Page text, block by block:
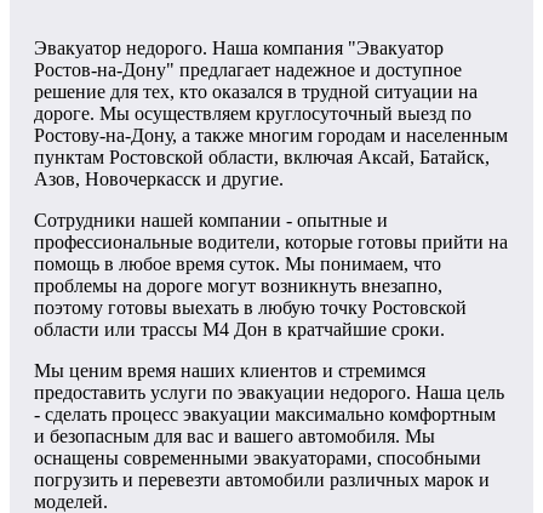
Эвакуатор недорого. Наша компания "Эвакуатор
Ростов-на-Дону" предлагает надежное и доступное
решение для тех, кто оказался в трудной ситуации на
дороге. Мы осуществляем круглосуточный выезд по
Ростову-на-Дону, а также многим городам и населенным
пунктам Ростовской области, включая Аксай, Батайск,
Азов, Новочеркасск и другие.
Сотрудники нашей компании - опытные и
профессиональные водители, которые готовы прийти на
помощь в любое время суток. Мы понимаем, что
проблемы на дороге могут возникнуть внезапно,
поэтому готовы выехать в любую точку Ростовской
области или трассы М4 Дон в кратчайшие сроки.
Мы ценим время наших клиентов и стремимся
предоставить услуги по эвакуации недорого. Наша цель
- сделать процесс эвакуации максимально комфортным
и безопасным для вас и вашего автомобиля. Мы
оснащены современными эвакуаторами, способными
погрузить и перевезти автомобили различных марок и
моделей.